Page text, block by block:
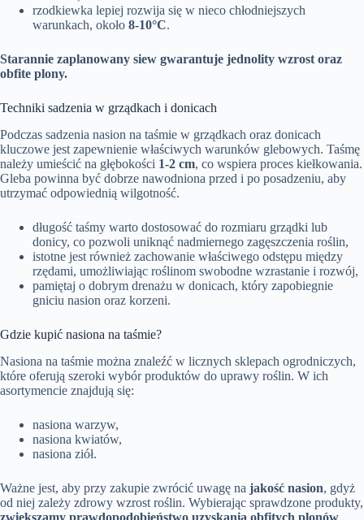
rzodkiewka lepiej rozwija się w nieco chłodniejszych
warunkach, około 8-10°C.
Starannie zaplanowany siew gwarantuje jednolity wzrost oraz
obfite plony.
Techniki sadzenia w grządkach i donicach
Podczas sadzenia nasion na taśmie w grządkach oraz donicach
kluczowe jest zapewnienie właściwych warunków glebowych. Taśmę
należy umieścić na głębokości 1-2 cm, co wspiera proces kiełkowania.
Gleba powinna być dobrze nawodniona przed i po posadzeniu, aby
utrzymać odpowiednią wilgotność.
długość taśmy warto dostosować do rozmiaru grządki lub
donicy, co pozwoli uniknąć nadmiernego zagęszczenia roślin,
istotne jest również zachowanie właściwego odstępu między
rzędami, umożliwiając roślinom swobodne wzrastanie i rozwój,
pamiętaj o dobrym drenażu w donicach, który zapobiegnie
gniciu nasion oraz korzeni.
Gdzie kupić nasiona na taśmie?
Nasiona na taśmie można znaleźć w licznych sklepach ogrodniczych,
które oferują szeroki wybór produktów do uprawy roślin. W ich
asortymencie znajdują się:
nasiona warzyw,
nasiona kwiatów,
nasiona ziół.
Ważne jest, aby przy zakupie zwrócić uwagę na jakość nasion, gdyż
od niej zależy zdrowy wzrost roślin. Wybierając sprawdzone produkty,
zwiększamy prawdopodobieństwo uzyskania obfitych plonów.